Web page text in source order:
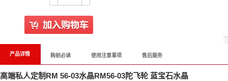
产品详情 购前必读 使用注意事项 售后服务
高端私人定制RM 56-03水晶RM56-03陀飞轮 蓝宝石水晶